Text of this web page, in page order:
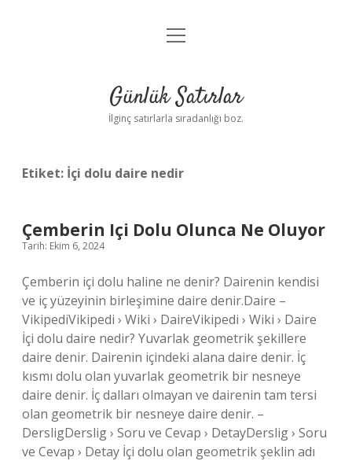
Anasayfa
Yasal Uyarı
menüyü
Günlük Satırlar
İlginç satırlarla sıradanlığı boz.
Etiket: İçi dolu daire nedir
Çemberin Içi Dolu Olunca Ne Oluyor
Tarih: Ekim 6, 2024
Çemberin içi dolu haline ne denir? Dairenin kendisi
ve iç yüzeyinin birleşimine daire denir.Daire –
VikipediVikipedi › Wiki › DaireVikipedi › Wiki › Daire
İçi dolu daire nedir? Yuvarlak geometrik şekillere
daire denir. Dairenin içindeki alana daire denir. İç
kısmı dolu olan yuvarlak geometrik bir nesneye
daire denir. İç dalları olmayan ve dairenin tam tersi
olan geometrik bir nesneye daire denir. –
DersligDerslig › Soru ve Cevap › DetayDerslig › Soru
ve Cevap › Detay İçi dolu olan geometrik şeklin adı